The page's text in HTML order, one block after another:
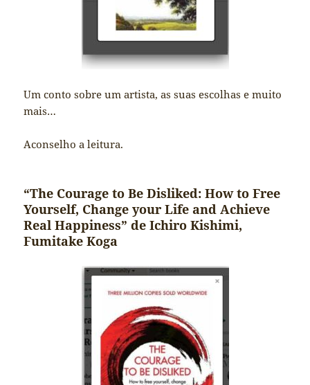
Um conto sobre um artista, as suas escolhas e muito
mais…
Aconselho a leitura.
“The Courage to Be Disliked: How to Free
Yourself, Change your Life and Achieve
Real Happiness” de Ichiro Kishimi,
Fumitake Koga